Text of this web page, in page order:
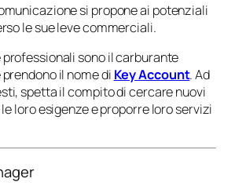
si propone ai potenziali
le sue leve commerciali.
sono il carburante
prendono il nome di Key Account. Ad
spetta il compito di cercare nuovi
loro esigenze e proporre loro servizi